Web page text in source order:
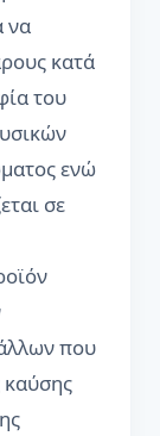
να
κατά
του
ενώ
σε
που
καύσης